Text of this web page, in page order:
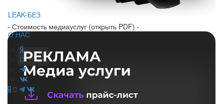
LEAK-БЕЗ
О НАС
- Стоимость медиауслуг (открыть PDF) -